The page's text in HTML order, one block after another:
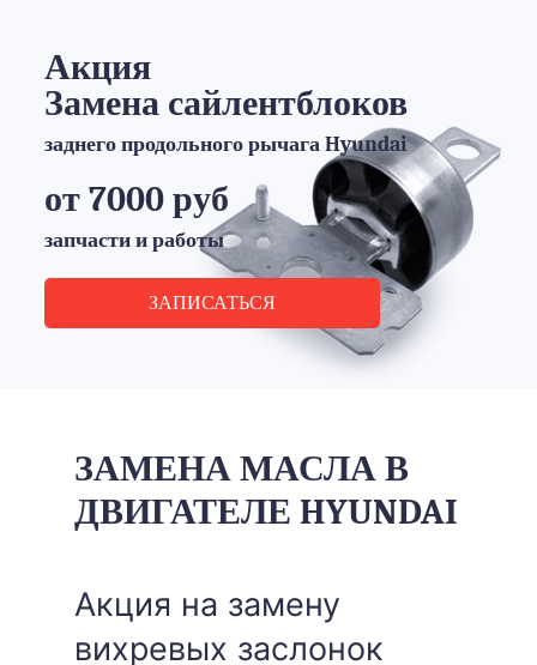
Акция
Замена сайлентблоков
заднего продольного рычага Hyundai
от 7000 руб
запчасти и работы
ЗАПИСАТЬСЯ
ЗАМЕНА МАСЛА В
ДВИГАТЕЛЕ HYUNDAI
Акция на замену
вихревых заслонок